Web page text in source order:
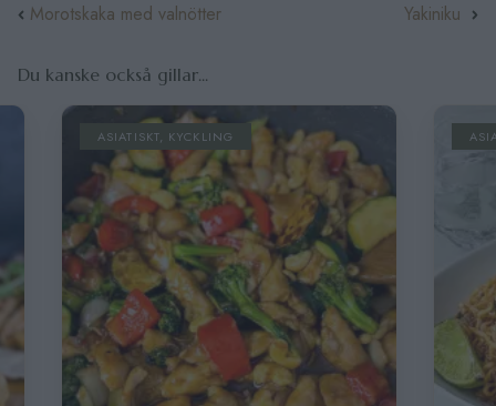
Morotskaka med valnötter Yakiniku
Du kanske också gillar...
ASIATISKT,KYCKLING ASIATISKT